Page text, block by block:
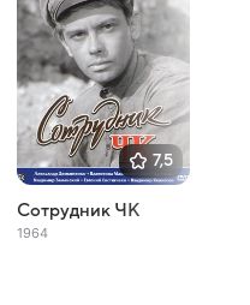
7,5
Сотрудник ЧК
1964